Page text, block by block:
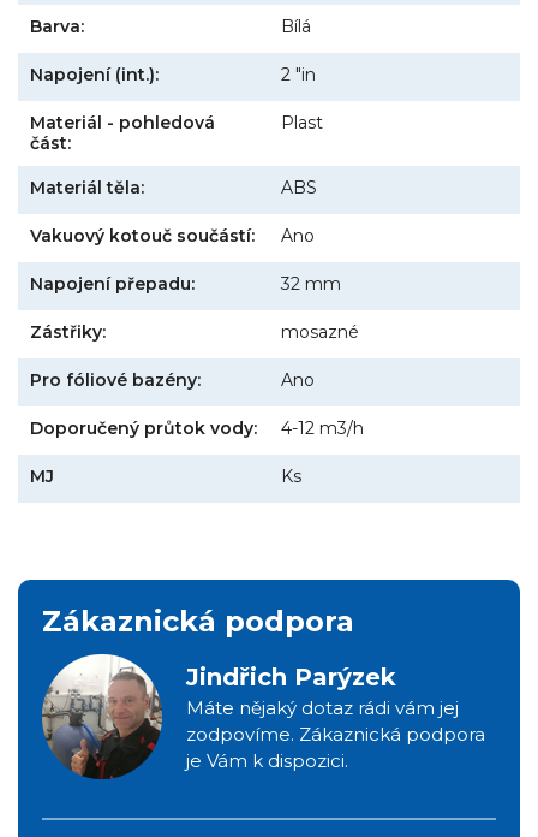
Barva: Bílá
Napojení (int.): 2 "in
Materiál - pohledová
část:
Plast
Materiál těla: ABS
Vakuový kotouč součástí: Ano
Napojení přepadu: 32 mm
Zástřiky: mosazné
Pro fóliové bazény: Ano
Doporučený průtok vody: 4-12 m3/h
MJ Ks
Zákaznická podpora
Jindřich Parýzek
Máte nějaký dotaz rádi vám jej
zodpovíme. Zákaznická podpora
je Vám k dispozici.